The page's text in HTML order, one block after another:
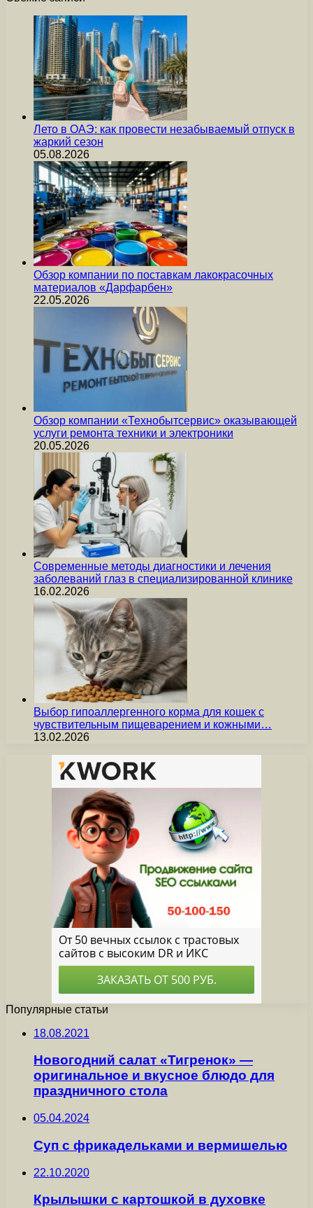
Лето в ОАЭ: как провести незабываемый отпуск в
жаркий сезон
05.08.2026
Обзор компании по поставкам лакокрасочных
материалов «Дарфарбен»
22.05.2026
Обзор компании «Технобытсервис» оказывающей
услуги ремонта техники и электроники
20.05.2026
Современные методы диагностики и лечения
заболеваний глаз в специализированной клинике
16.02.2026
Выбор гипоаллергенного корма для кошек с
чувствительным пищеварением и кожными…
13.02.2026
Популярные статьи
18.08.2021
Новогодний салат «Тигренок» —
оригинальное и вкусное блюдо для
праздничного стола
05.04.2024
Суп с фрикадельками и вермишелью
22.10.2020
Крылышки с картошкой в духовке